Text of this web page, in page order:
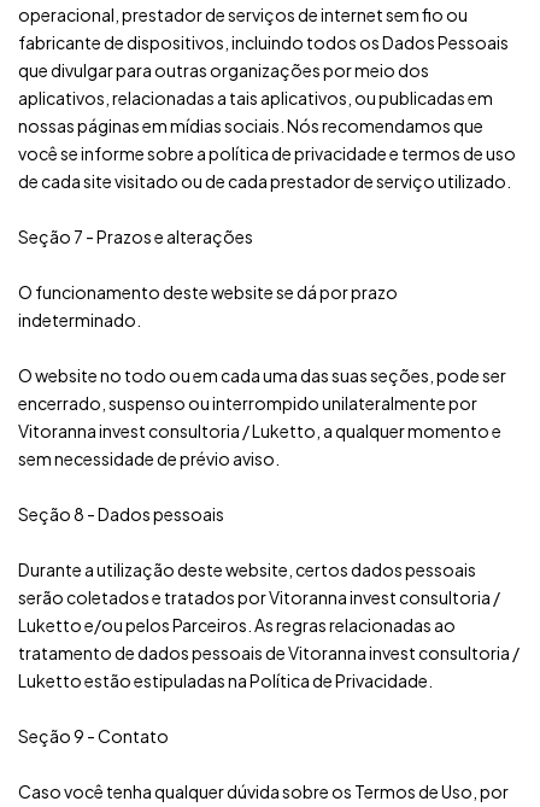
operacional, prestador de serviços de internet sem fio ou
fabricante de dispositivos, incluindo todos os Dados Pessoais
que divulgar para outras organizações por meio dos
aplicativos, relacionadas a tais aplicativos, ou publicadas em
nossas páginas em mídias sociais. Nós recomendamos que
você se informe sobre a política de privacidade e termos de uso
de cada site visitado ou de cada prestador de serviço utilizado.
Seção 7 - Prazos e alterações
O funcionamento deste website se dá por prazo
indeterminado.
O website no todo ou em cada uma das suas seções, pode ser
encerrado, suspenso ou interrompido unilateralmente por
Vitoranna invest consultoria / Luketto, a qualquer momento e
sem necessidade de prévio aviso.
Seção 8 - Dados pessoais
Durante a utilização deste website, certos dados pessoais
serão coletados e tratados por Vitoranna invest consultoria /
Luketto e/ou pelos Parceiros. As regras relacionadas ao
tratamento de dados pessoais de Vitoranna invest consultoria /
Luketto estão estipuladas na Política de Privacidade.
Seção 9 - Contato
Caso você tenha qualquer dúvida sobre os Termos de Uso, por